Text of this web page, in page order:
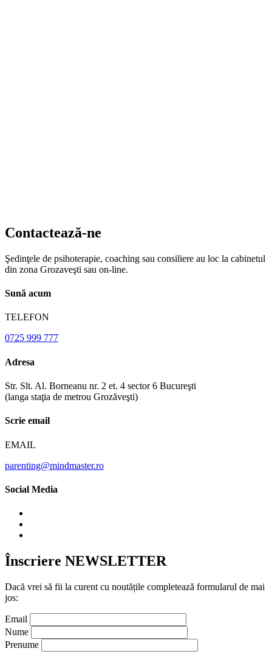
Contactează-ne
Şedinţele de psihoterapie, coaching sau consiliere au loc la cabinetul
din zona Grozaveşti sau on-line.
Sună acum
TELEFON
0725 999 777
Adresa
Str. Slt. Al. Borneanu nr. 2 et. 4 sector 6 Bucureşti
(langa staţia de metrou Grozăveşti)
Scrie email
EMAIL
parenting@mindmaster.ro
Social Media
Înscriere NEWSLETTER
Dacă vrei să fii la curent cu noutățile completează formularul de mai
jos:
Email
Nume
Prenume